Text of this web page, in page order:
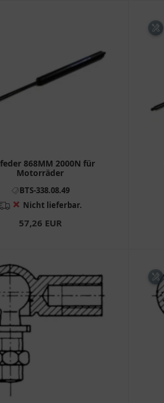
868MM 2000N für
Motorräder
BTS-338.08.49
❌ Nicht lieferbar.
57,26 EUR